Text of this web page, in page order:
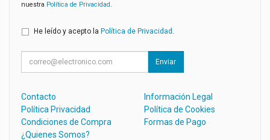
nuestra Política de Privacidad .
He leído y acepto la Política de Privacidad
Enviar
Contacto
Información Legal
Política Privacidad
Política de Cookies
Condiciones de Compra
Formas de Pago
¿Quienes Somos?